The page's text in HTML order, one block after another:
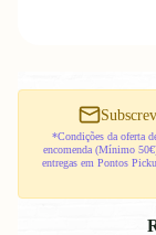
*Condições da oferta
encomenda (Mínimo
entregas em Pontos